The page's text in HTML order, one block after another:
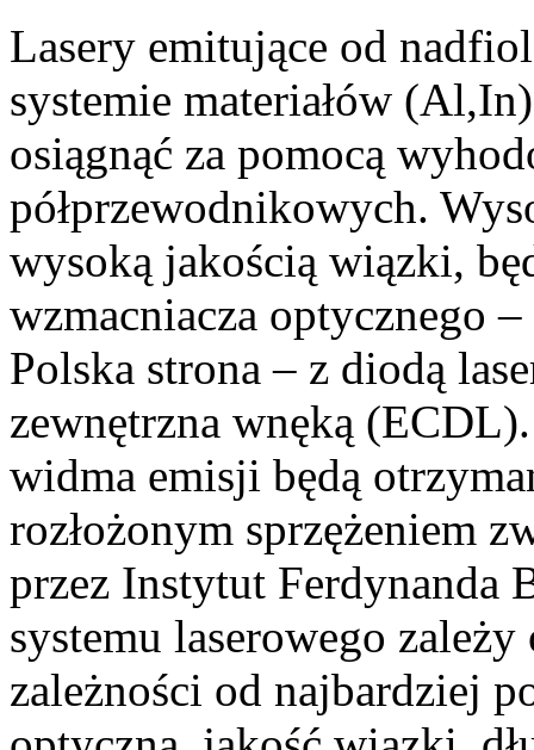
Lasery emitujące od
systemie materiałów
osiągnąć za pomocą
półprzewodnikowych.
wysoką jakością wiązki,
wzmacniacza optycznego
Polska strona – z diodą
zewnętrzna wnęką
widma emisji będą
rozłożonym sprzężeniem
przez Instytut Ferdynanda
systemu laserowego
zależności od najbardziej